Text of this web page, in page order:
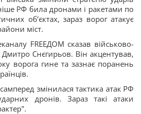
РФ била дронами і ракетами по
обʼєктах, зараз ворог атакує
міст.
FREEДОМ сказав військово-
Снєгирьов. Він акцентував,
ворога гине та зазнає поранень
змінилася тактика атак РФ
дронів. Зараз такі атаки